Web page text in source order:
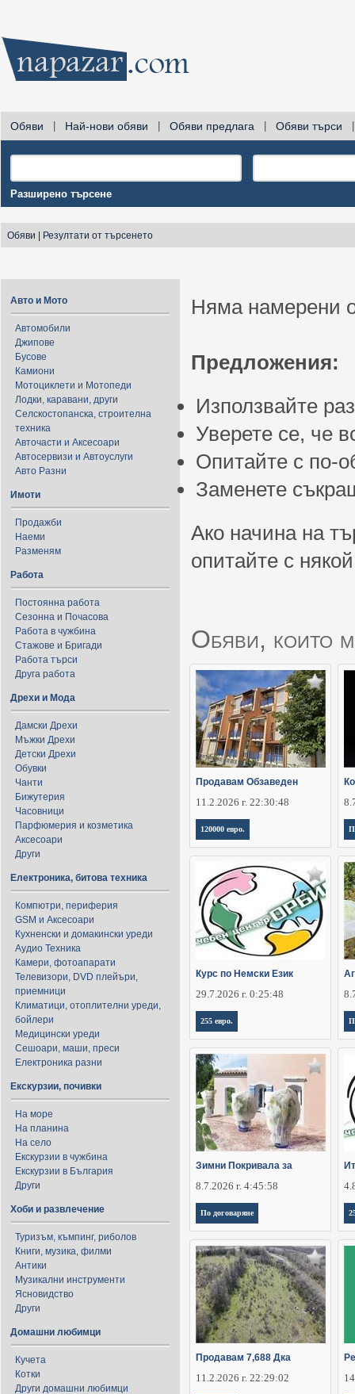
Обяви Най-нови обяви Обяви предлага Обяви търси
Разширено търсене
Обяви Резултати от търсенето
Авто и Мото
Автомобили
Джипове
Бусове
Камиони
Мотоциклети и Мотопеди
Лодки, каравани, други
Селскостопанска, строителна
техника
Авточасти и Аксесоари
Автосервизи и Автоуслуги
Авто Разни
Имоти
Продажби
Наеми
Разменям
Работа
Постоянна работа
Сезонна и Почасова
Работа в чужбина
Стажове и Бригади
Работа търси
Друга работа
Дрехи и Мода
Дамски Дрехи
Мъжки Дрехи
Детски Дрехи
Обувки
Чанти
Бижутерия
Часовници
Парфюмерия и козметика
Аксесоари
Други
Електроника, битова техника
Компютри, периферия
GSM и Аксесоари
Кухненски и домакински уреди
Аудио Техника
Камери, фотоапарати
Телевизори, DVD плейъри,
приемници
Климатици, отоплителни уреди,
бойлери
Медицински уреди
Сешоари, маши, преси
Електроника разни
Екскурзии, почивки
На море
На планина
На село
Екскурзии в чужбина
Екскурзии в България
Други
Хоби и развлечение
Туризъм, къмпинг, риболов
Книги, музика, филми
Антики
Музикални инструменти
Ясновидство
Други
Домашни любимци
Кучета
Котки
Други домашни любимци
Няма намерени
Предложения:
Използвайте
Уверете се, че
Опитайте с по-
Заменете
Ако начина на
опитайте с
Обяви, които
Продавам Обзаведен
11.2.2026 г. 22:30:48
120000 евро.
Курс по Немски Език
29.7.2026 г. 0:25:48
255 евро.
Зимни Покривала за
8.7.2026 г. 4:45:58
По договаряне
Продавам 7,688 Дка
11.2.2026 г. 22:29:02